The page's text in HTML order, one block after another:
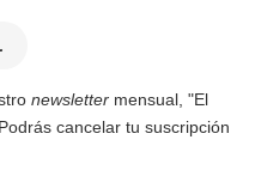
newsletter mensual, "El
cancelar tu suscripción